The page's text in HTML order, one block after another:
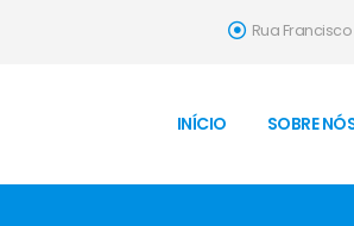
Rua
INÍCIO SOBRE